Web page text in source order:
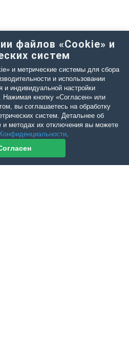
файлов «Cookie» и
систем
и метрические системы для сбора
и использовании
индивидуальной настройки
кнопку «Согласен» или
вы соглашаетесь на обработку
систем. Детальнее об
методах их отключения вы можете
.